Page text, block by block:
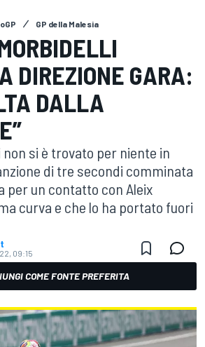
GP della Malesia
DIREZIONE GARA:
DALLA
si è trovato per niente in
di tre secondi comminata
per un contatto con Aleix
curva e che lo ha portato fuori
09:15
COME FONTE PREFERITA